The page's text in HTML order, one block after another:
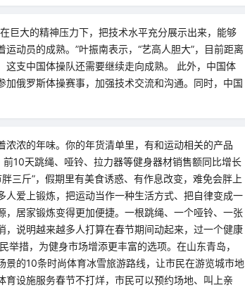
巨大的精神压力下，把技术水平充分展示出来，能够
动员的成熟。”叶振南表示，“艺高人胆大”，目前距离
支中国体操队还需要继续走向成熟。 此外，中国体
俄罗斯体操赛事，加强技术交流和沟通。同时，中国
浓的年味。你的年货清单里，有和运动相关的产品
10天跳绳、哑铃、拉力器等健身器材销售额同比增长
三斤”，假期里有美食诱惑、有作息改变，难免会胖上
爱上锻炼，把运动当作一种生活方式、把自律变成一
居家锻炼变得更加便捷。一根跳绳、一个哑铃、一张
说明越来越多人打算在春节期间动起来，过一个健康
措，为健身市场增添更丰富的选项。在山东青岛，
的10条时尚体育冰雪旅游路线，让市民在游览城市地
设施服务春节不打烊，市民可以预约场地、叫上亲